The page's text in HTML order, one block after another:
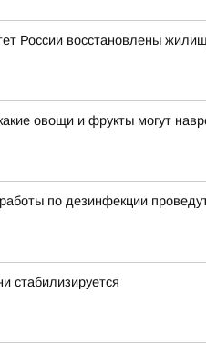
России восстановлены
овощи и фрукты могут
по дезинфекции
стабилизируется